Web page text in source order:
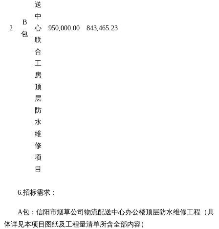
2
B
包
送
中
心
联
合
工
房
顶
层
防
水
维
修
项
目
950,000.00 843,465.23
6.招标需求：
A包：信阳市烟草公司物流配送中心办公楼顶层防水维修工程（具
体详见本项目图纸及工程量清单所含全部内容）